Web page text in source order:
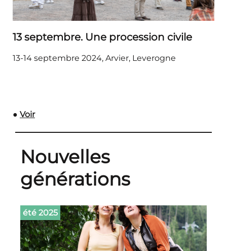
13 septembre. Une procession civile
13-14 septembre 2024, Arvier, Leverogne
● Voir
Nouvelles
générations
été 2025